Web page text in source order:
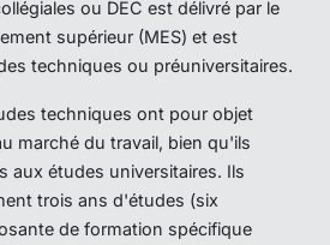
ou DEC est délivré par le
supérieur (MES) et est
techniques ou préuniversitaires.
techniques ont pour objet
marché du travail, bien qu'ils
aux études universitaires. Ils
trois ans d'études (six
de formation spécifique